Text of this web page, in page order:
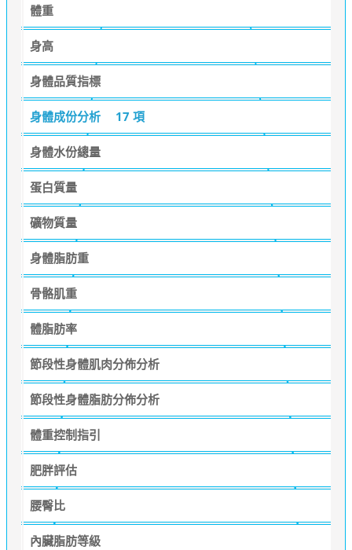
體重
身高
身體品質指標
身體成份分析 17 項
身體水份總量
蛋白質量
礦物質量
身體脂肪重
骨骼肌重
體脂肪率
節段性身體肌肉分佈分析
節段性身體脂肪分佈分析
體重控制指引
肥胖評估
腰臀比
內臟脂肪等級